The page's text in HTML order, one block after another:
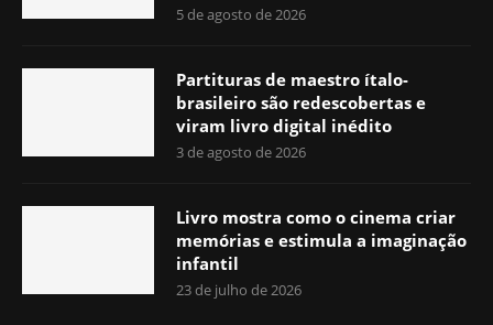
5 de agosto de 2026
Partituras de maestro ítalo-
brasileiro são redescobertas e
viram livro digital inédito
3 de agosto de 2026
Livro mostra como o cinema criar
memórias e estimula a imaginação
infantil
23 de julho de 2026